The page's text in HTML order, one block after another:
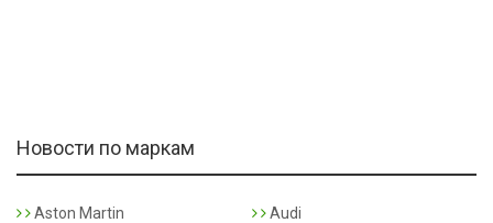
Новости по маркам
Aston Martin Audi